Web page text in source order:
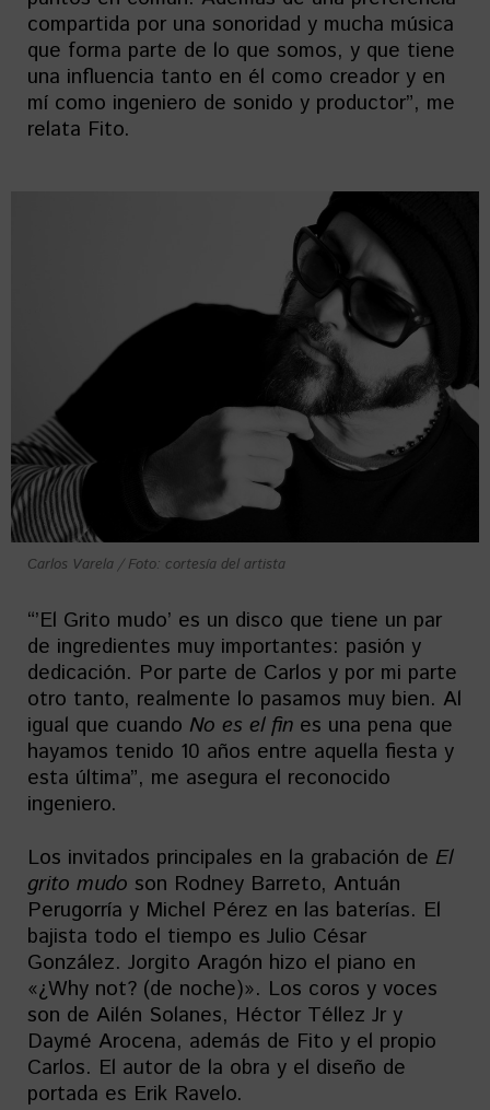
compartida por una sonoridad y mucha música
que forma parte de lo que somos, y que tiene
una influencia tanto en él como creador y en
mí como ingeniero de sonido y productor”, me
relata Fito.
Carlos Varela / Foto: cortesía del artista
“’El Grito mudo’ es un disco que tiene un par
de ingredientes muy importantes: pasión y
dedicación. Por parte de Carlos y por mi parte
otro tanto, realmente lo pasamos muy bien. Al
igual que cuando No es el fin es una pena que
hayamos tenido 10 años entre aquella fiesta y
esta última”, me asegura el reconocido
ingeniero.
Los invitados principales en la grabación de El
grito mudo son Rodney Barreto, Antuán
Perugorría y Michel Pérez en las baterías. El
bajista todo el tiempo es Julio César
González. Jorgito Aragón hizo el piano en
«¿Why not? (de noche)». Los coros y voces
son de Ailén Solanes, Héctor Téllez Jr y
Daymé Arocena, además de Fito y el propio
Carlos. El autor de la obra y el diseño de
portada es Erik Ravelo.